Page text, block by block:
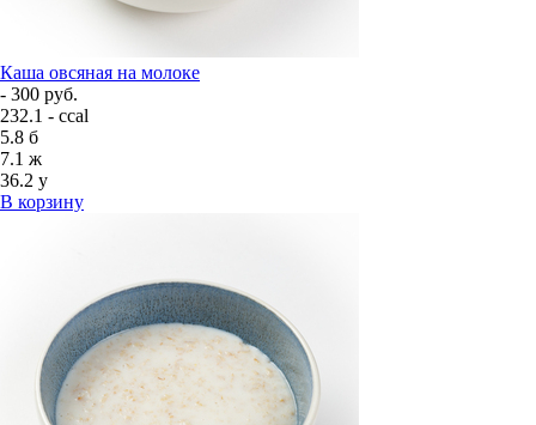
Каша овсяная на молоке
- 300 руб.
232.1 - ccal
5.8 б
7.1 ж
36.2 у
В корзину